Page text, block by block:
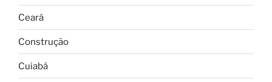
Ceará
Construção
Cuiabá